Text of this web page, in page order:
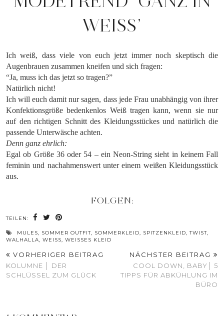
WEISS”
Ich weiß, dass viele von euch jetzt immer noch skeptisch die
Augenbrauen zusammen kneifen und sich fragen:
“Ja, muss ich das jetzt so tragen?”
Natürlich nicht!
Ich will euch damit nur sagen, dass jede Frau unabhängig von ihrer
Konfektionsgröße bedenkenlos Weiß tragen kann, wenn sie nur
auf den richtigen Schnitt des Kleidungsstückes und natürlich die
passende Unterwäsche achten.
Denn ganz ehrlich:
Egal ob Größe 36 oder 54 – ein Neon-String sieht in keinem Fall
feminin und nachahmenswert unter einem weißen Kleidungsstück
aus.
FOLGEN:
TEILEN:
MULES, SOMMER OUTFIT, SOMMERKLEID, SPITZENKLEID,TWIST,
WALHALLA, WEISS , WEISSES KLEID
VORHERIGER BEITRAG
KOLUMNE │ DER
SCHLÜSSEL ZUM GLÜCK
NÄCHSTER BEITRAG
COOL DOWN, BABY│ 5
TIPPS FÜR ABKÜHLUNG IM
BÜRO